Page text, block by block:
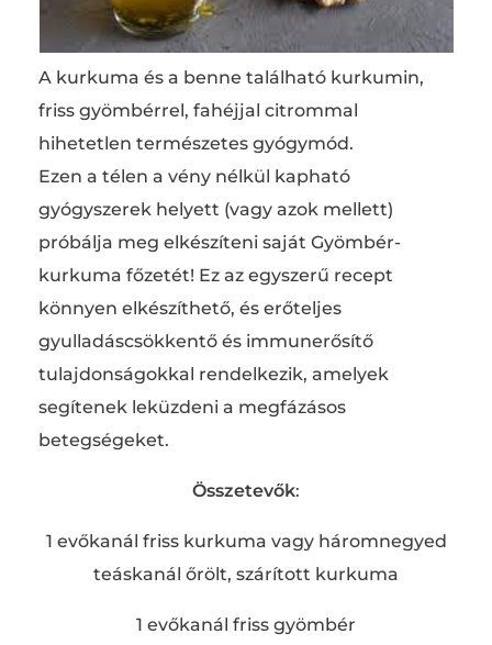
A kurkuma és a benne található kurkumin,
friss gyömbérrel, fahéjjal citrommal
hihetetlen természetes gyógymód.
Ezen a télen a vény nélkül kapható
gyógyszerek helyett (vagy azok mellett)
próbálja meg elkészíteni saját Gyömbér-
kurkuma főzetét! Ez az egyszerű recept
könnyen elkészíthető, és erőteljes
gyulladáscsökkentő és immunerősítő
tulajdonságokkal rendelkezik, amelyek
segítenek leküzdeni a megfázásos
betegségeket.
Összetevők:
1 evőkanál friss kurkuma vagy háromnegyed
teáskanál őrölt, szárított kurkuma
1 evőkanál friss gyömbér